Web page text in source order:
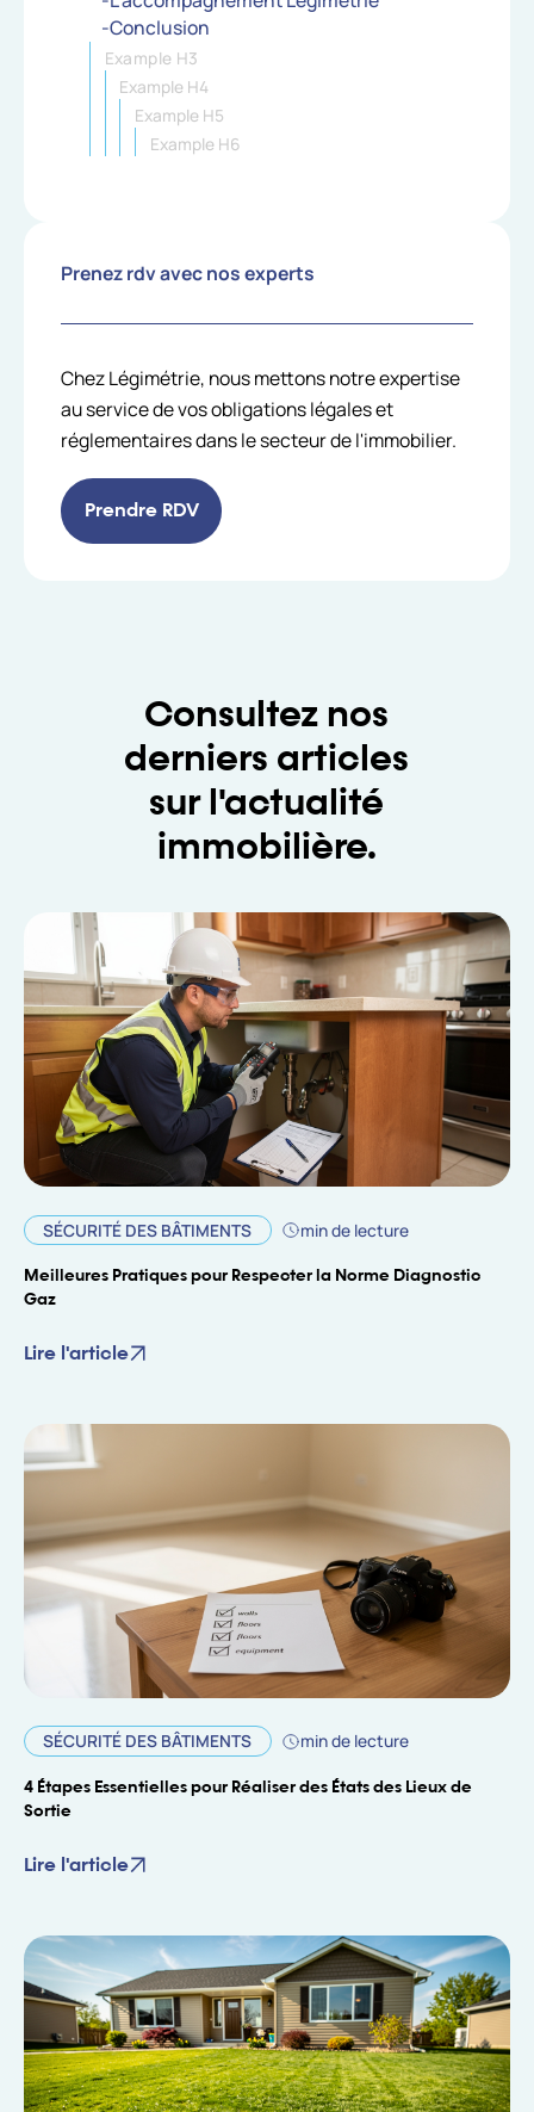
-Conclusion
Example H3
Example H4
Example H5
Example H6
Prenez rdv avec nos experts
Chez Légimétrie, nous mettons notre expertise
au service de vos obligations légales et
réglementaires dans le secteur de l'immobilier.
Prendre RDV
Consultez nos
derniers articles
sur l'actualité
immobilière.
SÉCURITÉ DES BÂTIMENTS min de lecture
Meilleures Pratiques pour Respecter la Norme Diagnostic
Gaz
Lire l'article
SÉCURITÉ DES BÂTIMENTS min de lecture
4 Étapes Essentielles pour Réaliser des États des Lieux de
Sortie
Lire l'article